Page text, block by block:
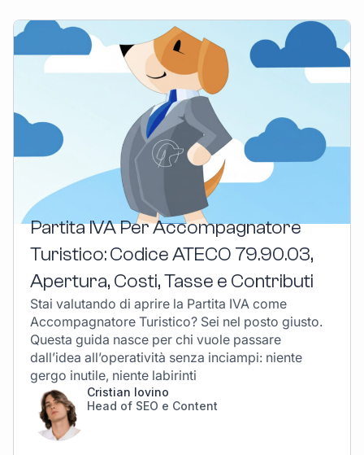
Partita IVA Per Accompagnatore
Turistico: Codice ATECO 79.90.03,
Apertura, Costi, Tasse e Contributi
Stai valutando di aprire la Partita IVA come
Accompagnatore Turistico? Sei nel posto giusto.
Questa guida nasce per chi vuole passare
dall’idea all’operatività senza inciampi: niente
gergo inutile, niente labirinti
Cristian Iovino
Head of SEO e Content